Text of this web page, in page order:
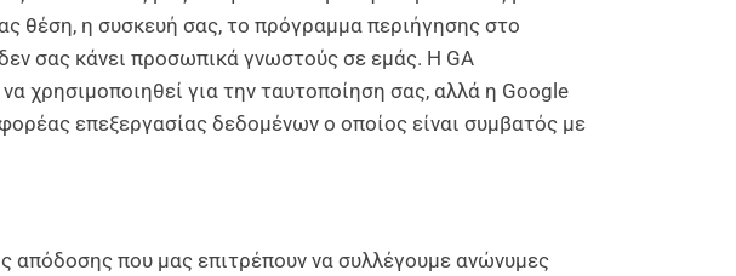
θέση, η συσκευή σας, το πρόγραμμα περιήγησης στο
σας κάνει προσωπικά γνωστούς σε εμάς. Η GA
χρησιμοποιηθεί για την ταυτοποίηση σας, αλλά η Google
επεξεργασίας δεδομένων ο οποίος είναι συμβατός με
που μας επιτρέπουν να συλλέγουμε ανώνυμες